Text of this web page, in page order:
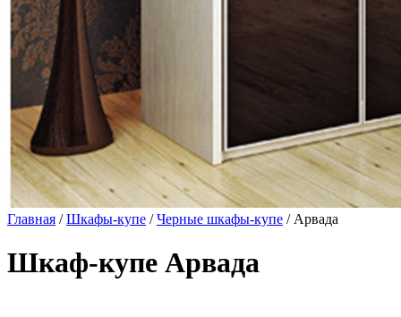
Главная /Шкафы-купе /Черные шкафы-купе / Арвада
Шкаф-купе Арвада